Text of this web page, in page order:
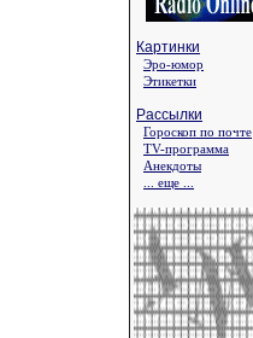
Картинки
Эро-юмор
Этикетки
Рассылки
Гороскоп по почте
TV-программа
Анекдоты
... еще ...